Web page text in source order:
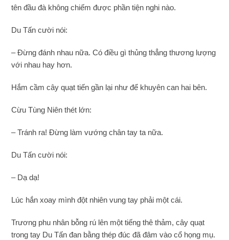
tên đầu đà không chiếm được phần tiện nghi nào.
Du Tấn cười nói:
– Đừng đánh nhau nữa. Có điều gì thủng thẳng thương lượng
với nhau hay hơn.
Hắm cầm cây quạt tiến gần lại như để khuyên can hai bên.
Cừu Tùng Niên thét lớn:
– Tránh ra! Đừng làm vướng chân tay ta nữa.
Du Tấn cười nói:
– Dạ dạ!
Lúc hắn xoay mình đột nhiên vung tay phải một cái.
Trương phu nhân bỗng rú lên một tiếng thê thảm, cây quạt
trong tay Du Tấn đan bằng thép đúc đã đâm vào cổ họng mụ.